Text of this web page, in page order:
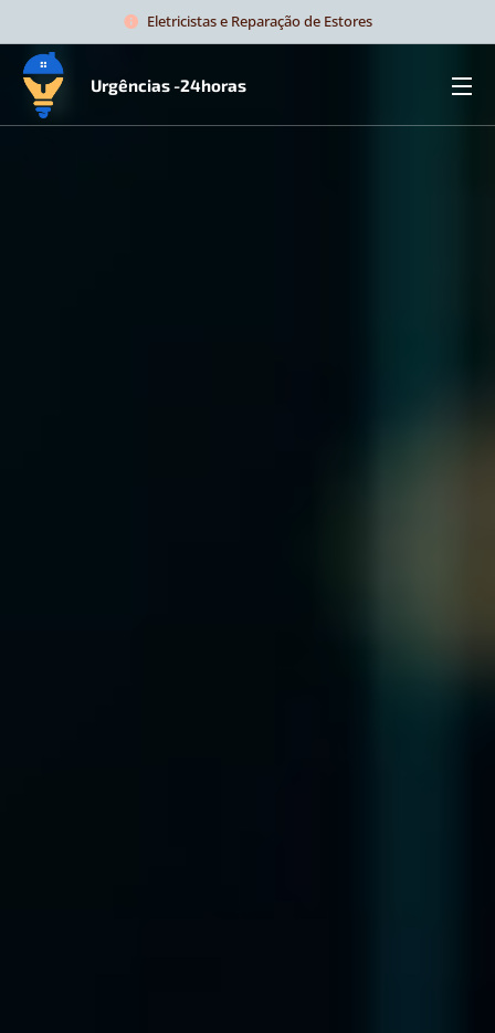
Eletricistas e Reparação de Estores
Urgências -24horas